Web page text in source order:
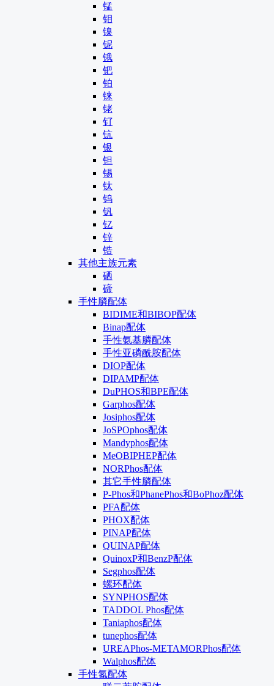
锰
钼
镍
铌
锇
钯
铂
铼
铑
钌
钪
银
钽
锡
钛
钨
钒
钇
锌
锆
其他主族元素
硒
碲
手性膦配体
BIDIME和BIBOP配体
Binap配体
手性氨基膦配体
手性亚磷酰胺配体
DIOP配体
DIPAMP配体
DuPHOS和BPE配体
Garphos配体
Josiphos配体
JoSPOphos配体
Mandyphos配体
MeOBIPHEP配体
NORPhos配体
其它手性膦配体
P-Phos和PhanePhos和BoPhoz配体
PFA配体
PHOX配体
PINAP配体
QUINAP配体
QuinoxP和BenzP配体
Segphos配体
螺环配体
SYNPHOS配体
TADDOL Phos配体
Taniaphos配体
tunephos配体
UREAPhos-METAMORPhos配体
Walphos配体
手性氮配体